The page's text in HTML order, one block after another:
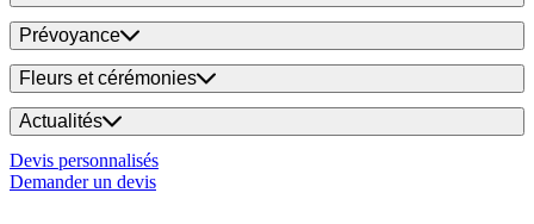
Prévoyance
Fleurs et cérémonies
Actualités
Devis personnalisés
Demander un devis